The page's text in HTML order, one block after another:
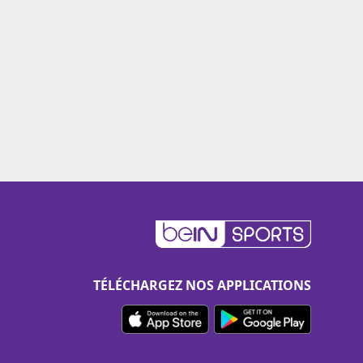
TÉLÉCHARGEZ NOS APPLICATIONS